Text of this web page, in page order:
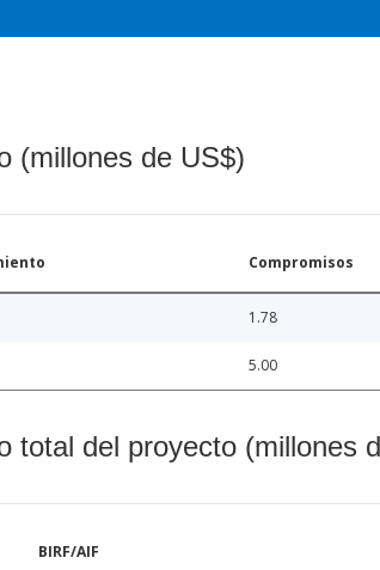
(millones de US$)
Compromisos
1.78
5.00
total del proyecto (millones
BIRF/AIF